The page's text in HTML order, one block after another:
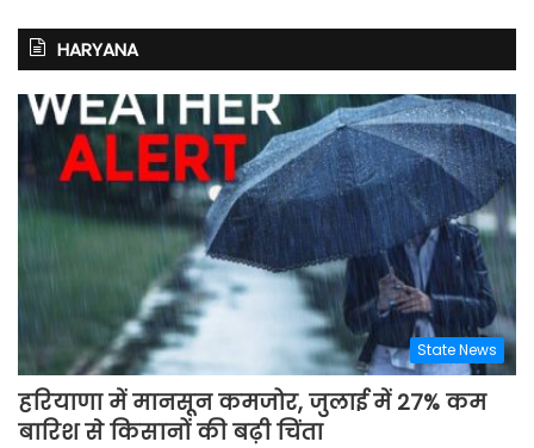
HARYANA
State News
हरियाणा में मानसून कमजोर, जुलाई में 27% कम
बारिश से किसानों की बढ़ी चिंता